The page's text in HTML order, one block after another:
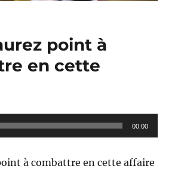
point à
en cette
00:00
à combattre en cette affaire